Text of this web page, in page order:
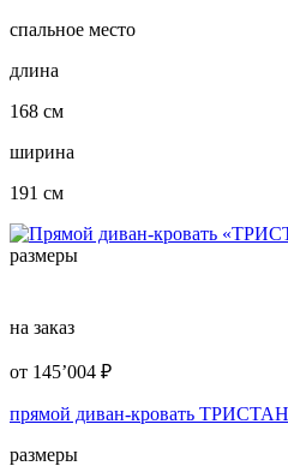
спальное место
длина
168 см
ширина
191 см
размеры
на заказ
от 145’004 ₽
прямой диван-кровать ТРИСТАН
размеры